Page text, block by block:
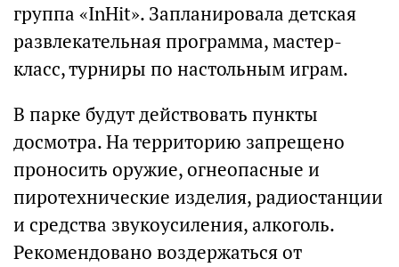
группа «InHit». Запланировала детская
развлекательная программа, мастер-
класс, турниры по настольным играм.
В парке будут действовать пункты
досмотра. На территорию запрещено
проносить оружие, огнеопасные и
пиротехнические изделия, радиостанции
и средства звукоусиления, алкоголь.
Рекомендовано воздержаться от